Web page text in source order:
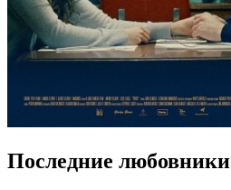
Последние любовники